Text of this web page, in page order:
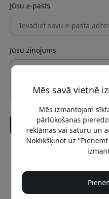
Jūsu e-pasts
Jūsu ziņojums
Sūtīt
Plaud
Mēs savā vietnē
Mēs izmantojam
pārlūkošanas
reklāmas vai saturu un
Noklikšķinot uz